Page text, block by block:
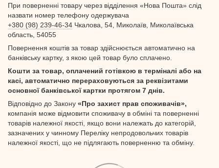
При поверненні товару через відділення «Нова Пошта» слід
назвати номер телефону одержувача
+380 (98) 239-46-34 Чкалова, 54, Миколаїв, Миколаївська
область, 54055
Повернення коштів за товар здійснюється автоматично на
банківську картку, з якою цей товар було сплачено.
Кошти за товар, оплачений готівкою в терміналі або на
касі, автоматично перераховуються за реквізитами
основної банківської картки протягом 7 днів.
Відповідно до Закону «Про захист прав споживачів»,
компанія може відмовити споживачу в обміні та поверненні
товарів належної якості, якщо вони належать до категорій,
зазначених у чинному Переліку непродовольчих товарів
належної якості, що не підлягають поверненню та обміну.